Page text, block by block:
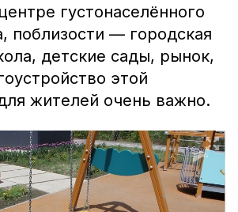
густонаселённого
поблизости — городская
детские сады, рынок,
этой
жителей очень важно.